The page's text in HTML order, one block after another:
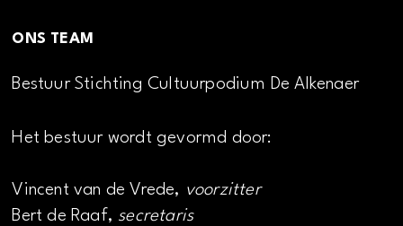
ONS TEAM
Bestuur Stichting Cultuurpodium De Alkenaer
Het bestuur wordt gevormd door:
Vincent van de Vrede, voorzitter
Bert de Raaf, secretaris